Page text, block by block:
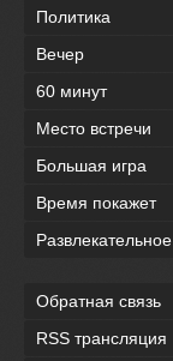
Политика
Вечер
60 минут
Место встречи
Большая игра
Время покажет
Развлекательное
Обратная связь
RSS трансляция